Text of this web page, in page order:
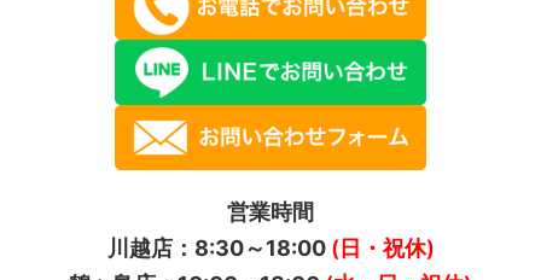
営業時間
川越店：8:30～18:00(日・祝休)